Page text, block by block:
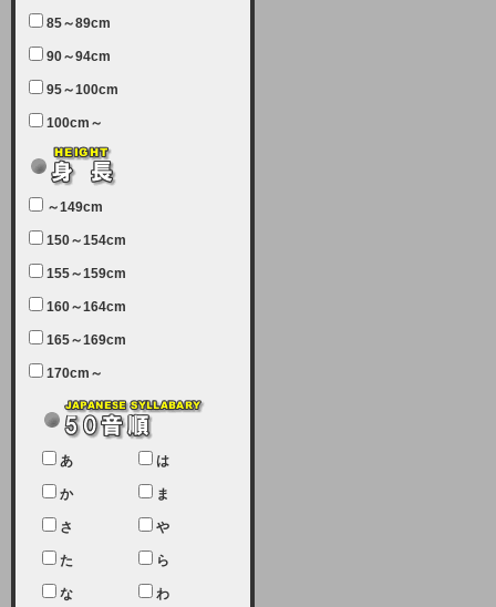
2025-06-11 (水)
【サーバーメンテナンス実施につい
7月5日（土曜日）午前7：00から午
テナンスを実施します。ユーザー様
にはご迷惑をおかけしますがご理解
いただけます様、宜しくお願い致し
【クレジットカード決済について
②】
現在、クレジットカード決済はJCB
のみになっております。大変ご迷惑
キャシュでの決済は可能ですので、
宜しくお願い致します。
2024-02-23 (金)
【クレジットカード決済について】
只今、クレジットカード会社の都合
により決済ができない状況です。
ユーザー様には、大変ご迷惑をおか
けいたしまして申し訳ございませ
85～89cm
90～94cm
95～100cm
100cm～
～149cm
150～154cm
155～159cm
160～164cm
165～169cm
170cm～
あ は
か ま
さ や
た ら
な わ